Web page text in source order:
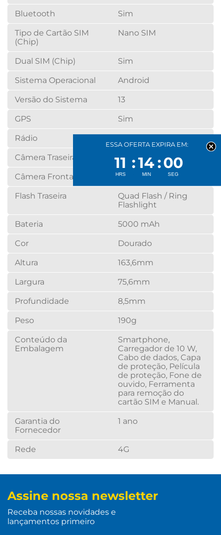
Bluetooth Sim
Tipo de Cartão SIM
(Chip)
Nano SIM
Dual SIM (Chip) Sim
Sistema Operacional Android
Versão do Sistema 13
GPS Sim
Rádio
Câmera Traseira 50 MP
Câmera Frontal 8 MP
Flash Traseira
Quad Flash / Ring
Flashlight
Bateria 5000 mAh
Cor Dourado
Altura 163,6mm
Largura 75,6mm
Profundidade 8,5mm
Peso 190g
Conteúdo da
Embalagem
Smartphone,
Carregador de 10 W,
Cabo de dados, Capa
de proteção, Película
de proteção, Fone de
ouvido, Ferramenta
para remoção do
cartão SIM e Manual.
Garantia do
Fornecedor
1 ano
Rede 4G
Assine nossa newsletter
Receba nossas novidades e
lançamentos primeiro
ESSA OFERTA EXPIRA EM:
11 14 00